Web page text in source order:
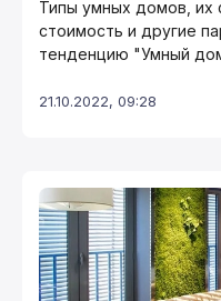
Типы умных домов, их
стоимость и другие
тенденцию "Умный
21.10.2022, 09:28